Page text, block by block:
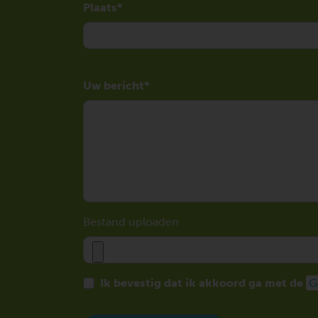
Plaats
Uw bericht
Bestand uploaden
Ik bevestig dat ik akkoord ga met de